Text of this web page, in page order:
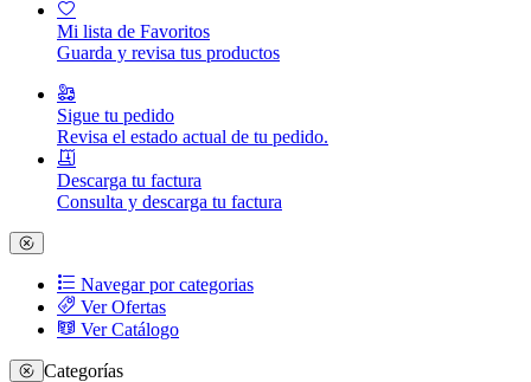
Mi lista de Favoritos
Guarda y revisa tus productos
Sigue tu pedido
Revisa el estado actual de tu pedido.
Descarga tu factura
Consulta y descarga tu factura
Navegar por categorias
Ver Ofertas
Ver Catálogo
Categorías